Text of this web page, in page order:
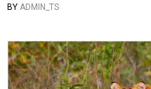
BY ADMIN_TS